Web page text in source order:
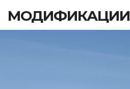
МОДИФИКАЦИИ